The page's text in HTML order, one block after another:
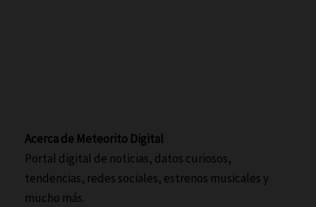
Acerca de Meteorito Digital
Portal digital de noticias, datos curiosos,
tendencias, redes sociales, estrenos musicales y
mucho más.